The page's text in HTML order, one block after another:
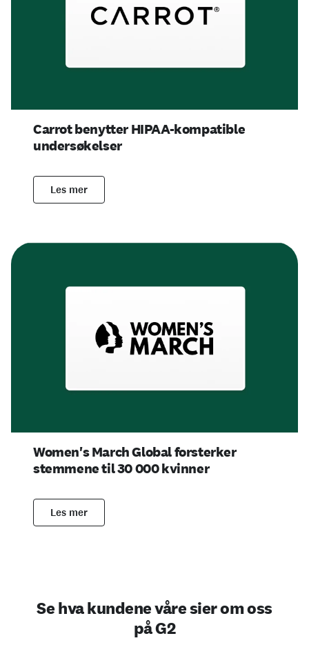
Carrot benytter HIPAA-kompatible
undersøkelser
Les mer
Women's March Global forsterker
stemmene til 30 000 kvinner
Les mer
Se hva kundene våre sier om oss
på G2